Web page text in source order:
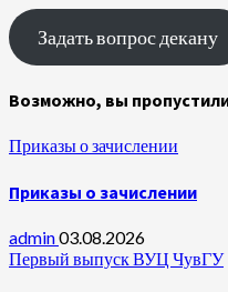
Задать вопрос декану
Возможно, вы
Приказы о зачислении
Приказы о зачислении
admin03.08.2026
Первый выпуск ВУЦ ЧувГУ